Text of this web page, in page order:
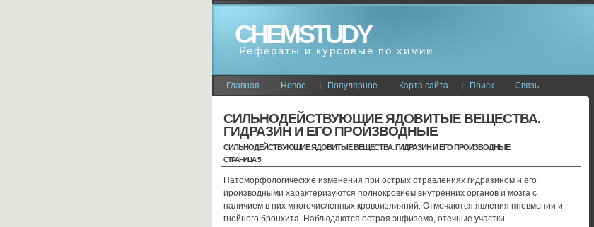
CHEMSTUDY
Рефераты и курсовые по химии
Главная Новое Популярное Карта сайта Поиск Связь
СИЛЬНОДЕЙСТВУЮЩИЕ ЯДОВИТЫЕ ВЕЩЕСТВА.
ГИДРАЗИН И ЕГО ПРОИЗВОДНЫЕ
СИЛЬНОДЕЙСТВУЮЩИЕ ЯДОВИТЫЕ ВЕЩЕСТВА. ГИДРАЗИН И ЕГО ПРОИЗВОДНЫЕ
СТРАНИЦА 5
Патоморфологические изменения при острых отравлениях гидразином и его
ироизводными характеризуются полнокровием внутpeнниx органов и мозга с
наличием в них многочисленных кровоизлияний. Отмочаются явления пневмонии и
гнойного бронхита. Наблюдаются острая энфизема, отечные участки.